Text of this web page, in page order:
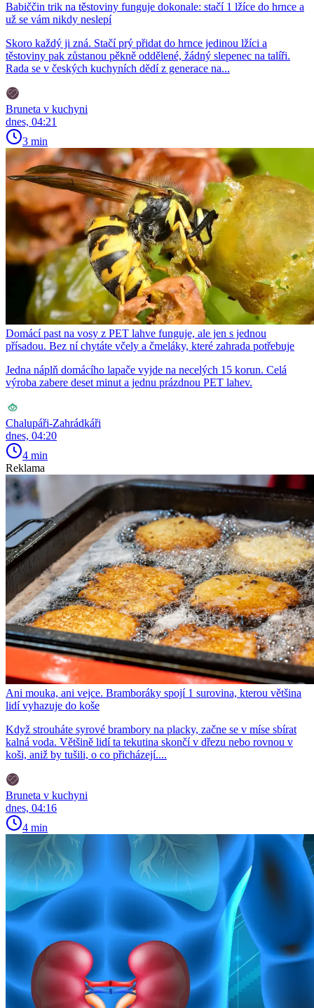
Babiččin trik na těstoviny funguje dokonale: stačí 1 lžíce do hrnce a
už se vám nikdy neslepí
Skoro každý ji zná. Stačí prý přidat do hrnce jedinou lžíci a
těstoviny pak zůstanou pěkně oddělené, žádný slepenec na talíři.
Rada se v českých kuchyních dědí z generace na...
Bruneta v kuchyni
dnes, 04:21
3 min
Domácí past na vosy z PET lahve funguje, ale jen s jednou
přísadou. Bez ní chytáte včely a čmeláky, které zahrada potřebuje
Jedna náplň domácího lapače vyjde na necelých 15 korun. Celá
výroba zabere deset minut a jednu prázdnou PET lahev.
Chalupáři-Zahrádkáři
dnes, 04:20
4 min
Reklama
Ani mouka, ani vejce. Bramboráky spojí 1 surovina, kterou většina
lidí vyhazuje do koše
Když strouháte syrové brambory na placky, začne se v míse sbírat
kalná voda. Většině lidí ta tekutina skončí v dřezu nebo rovnou v
koši, aniž by tušili, o co přicházejí....
Bruneta v kuchyni
dnes, 04:16
4 min